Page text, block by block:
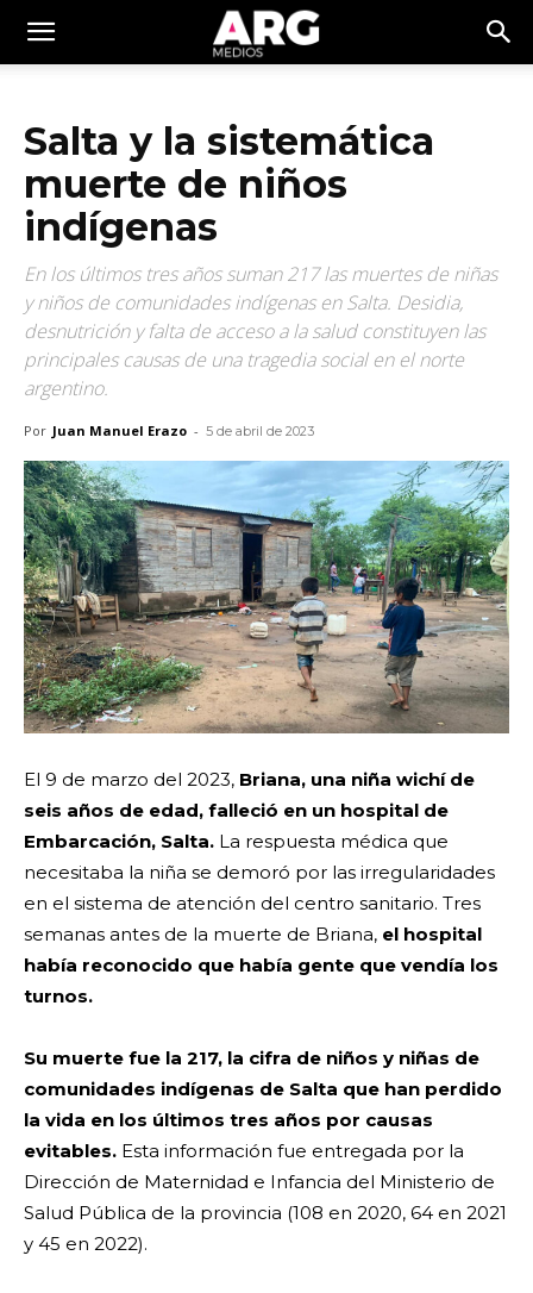
Salta y la sistemática
muerte de niños
indígenas
En los últimos tres años suman 217 las muertes de niñas
y niños de comunidades indígenas en Salta. Desidia,
desnutrición y falta de acceso a la salud constituyen las
principales causas de una tragedia social en el norte
argentino.
Por Juan Manuel Erazo - 5 de abril de 2023
El 9 de marzo del 2023, Briana, una niña wichí de
seis años de edad, falleció en un hospital de
Embarcación, Salta. La respuesta médica que
necesitaba la niña se demoró por las irregularidades
en el sistema de atención del centro sanitario. Tres
semanas antes de la muerte de Briana, el hospital
había reconocido que había gente que vendía los
turnos.
Su muerte fue la 217, la cifra de niños y niñas de
comunidades indígenas de Salta que han perdido
la vida en los últimos tres años por causas
evitables. Esta información fue entregada por la
Dirección de Maternidad e Infancia del Ministerio de
Salud Pública de la provincia (108 en 2020, 64 en 2021
y 45 en 2022).